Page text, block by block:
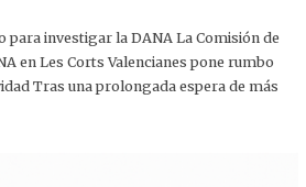
para investigar la DANA La Comisión de
en Les Corts Valencianes pone rumbo
Tras una prolongada espera de más